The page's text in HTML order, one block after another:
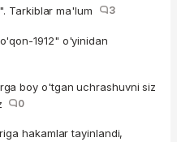
Tarkiblar ma'lum 3
1912" o'yinidan
boy o'tgan uchrashuvni siz
0
hakamlar tayinlandi,